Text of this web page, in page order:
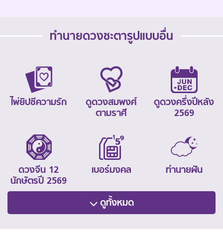
ทำนายดวงชะตารูปแบบอื่น
ไพ่ยิปซีความรัก
ดูดวงสมพงศ์
ตามราศี
ดูดวงครึ่งปีหลัง
2569
ดวงจีน 12
นักษัตรปี 2569
เบอร์มงคล ทำนายฝัน
ดูทั้งหมด